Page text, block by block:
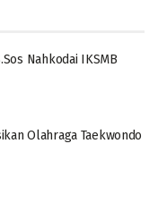
Nahkodai IKSMB
Olahraga Taekwondo